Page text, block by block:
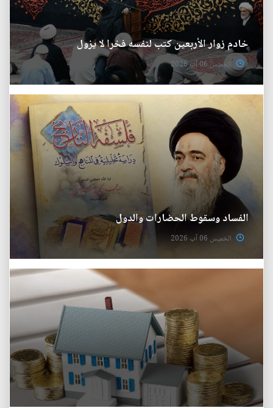
خادم زوار الأربعين كتب لنفسه فخرا لا يزول
الخميس 06 آب 2026
الفساد وسقوط الحضارات والدول
الخميس 06 آب 2026